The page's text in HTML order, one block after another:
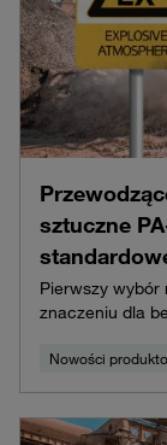
sztuczne
Pierwszy wybór
znaczeniu dla
Nowości